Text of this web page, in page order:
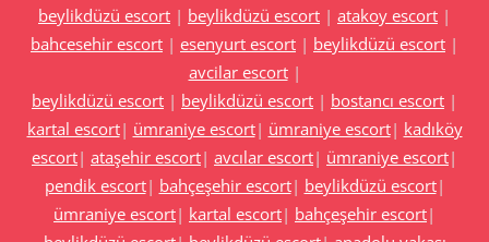
beylikdüzü escort | beylikdüzü escort | atakoy escort |
bahcesehir escort | esenyurt escort | beylikdüzü escort |
avcilar escort|
beylikdüzü escort | beylikdüzü escort | bostancı escort |
kartal escort| ümraniye escort| ümraniye escort| kadıköy
escort| ataşehir escort| avcılar escort| ümraniye escort|
pendik escort| bahçeşehir escort| beylikdüzü escort|
ümraniye escort| kartal escort| bahçeşehir escort|